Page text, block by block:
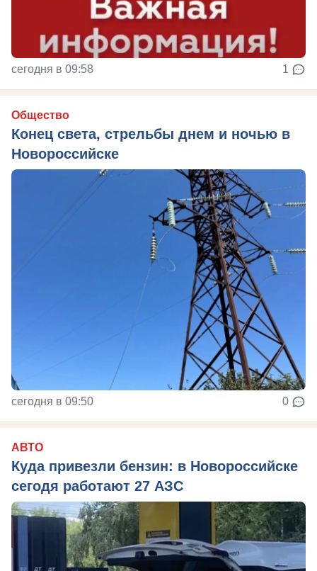
сегодня в 09:58 1
Общество
Конец света, стрельбы днем и ночью в
Новороссийске
сегодня в 09:50 0
АВТО
Куда привезли бензин: в Новороссийске
сегодя работают 27 АЗС